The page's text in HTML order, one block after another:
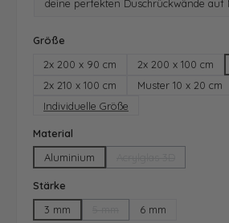
deine perfekten Duschrückwände auf
Größe
2x 200 x 90 cm
2x 200 x 100 cm
2x 210 x 100 cm
Muster 10 x 20 cm
Individuelle Größe
Material
Aluminium
Stärke
3 mm
(Diese Option ist zurzeit nicht
6 mm